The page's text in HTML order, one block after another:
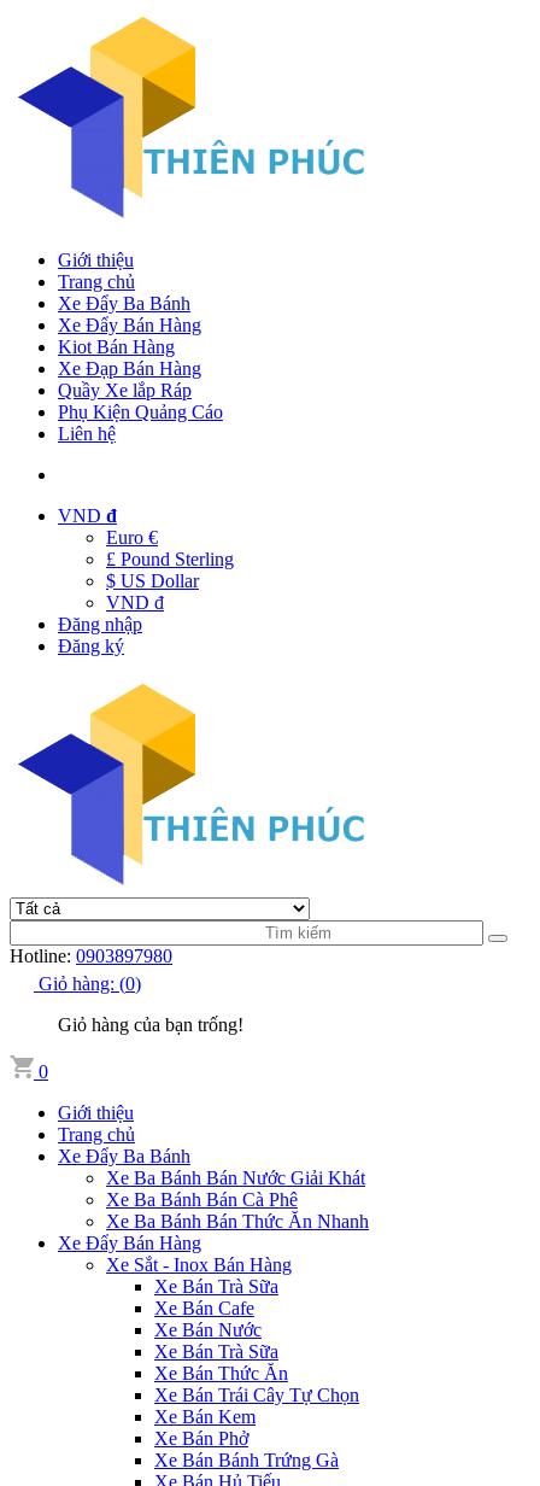
Giới thiệu
Trang chủ
Xe Đẩy Ba Bánh
Xe Đẩy Bán Hàng
Kiot Bán Hàng
Xe Đạp Bán Hàng
Quầy Xe lắp Ráp
Phụ Kiện Quảng Cáo
Liên hệ
VND đ
Euro €
£ Pound Sterling
$ US Dollar
VND đ
Đăng nhập
Đăng ký
Hotline: 0903897980
Giỏ hàng: (0)
Giỏ hàng của bạn trống!
0
Giới thiệu
Trang chủ
Xe Đẩy Ba Bánh
Xe Ba Bánh Bán Nước Giải Khát
Xe Ba Bánh Bán Cà Phê
Xe Ba Bánh Bán Thức Ăn Nhanh
Xe Đẩy Bán Hàng
Xe Sắt - Inox Bán Hàng
Xe Bán Trà Sữa
Xe Bán Cafe
Xe Bán Nước
Xe Bán Trà Sữa
Xe Bán Thức Ăn
Xe Bán Trái Cây Tự Chọn
Xe Bán Kem
Xe Bán Phở
Xe Bán Bánh Trứng Gà
Xe Bán Hủ Tiếu